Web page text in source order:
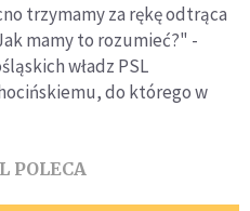
trzymamy za rękę odtrąca
mamy to rozumieć?" -
władz PSL
do którego w
POLECA